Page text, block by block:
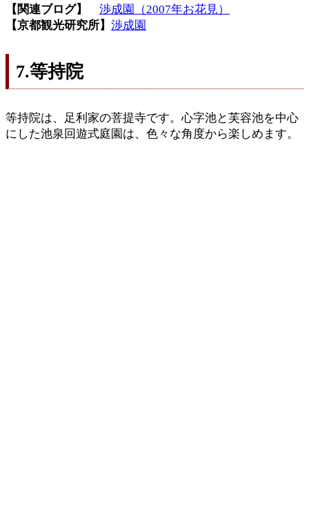
【関連ブログ】
渉成園（2007年お花見）
【京都観光研究所】 渉成園
7.等持院
等持院は、足利家の菩提寺です。心字池と芙容池を中心
にした池泉回遊式庭園は、色々な角度から楽しめます。